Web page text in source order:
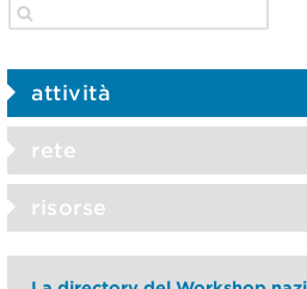
attività
rete
risorse